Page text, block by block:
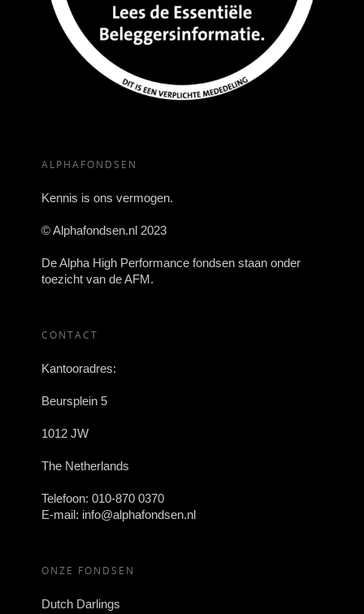
ALPHAFONDSEN
Kennis is ons vermogen.
© Alphafondsen.nl 2023
De Alpha High Performance fondsen staan onder
toezicht van de AFM.
CONTACT
Kantooradres:
Beursplein 5
1012 JW
The Netherlands
Telefoon: 010-870 0370
E-mail: info@alphafondsen.nl
ONZE FONDSEN
Dutch Darlings